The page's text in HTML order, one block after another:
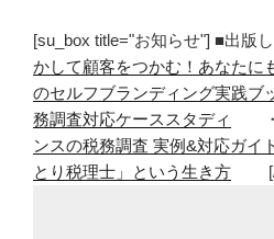
コ
ン
閉
じ
て
本
[su_box title="お知らせ"] ■出版
かして顧客をつかむ！あなた
のセルフブランディング実践ブ
務調査対応ケーススタディ
・
ンスの税務調査 実例&対応ガイ
とり税理士」という生き方 [/